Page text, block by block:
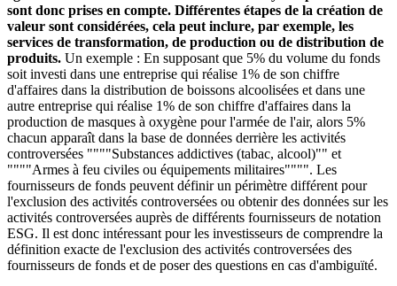
sont donc prises en compte. Différentes étapes de la création de
valeur sont considérées, cela peut inclure, par exemple, les
services de transformation, de production ou de distribution de
produits. Un exemple : En supposant que 5% du volume du fonds
soit investi dans une entreprise qui réalise 1% de son chiffre
d'affaires dans la distribution de boissons alcoolisées et dans une
autre entreprise qui réalise 1% de son chiffre d'affaires dans la
production de masques à oxygène pour l'armée de l'air, alors 5%
chacun apparaît dans la base de données derrière les activités
controversées """"Substances addictives (tabac, alcool)"" et
""""Armes à feu civiles ou équipements militaires"""". Les
fournisseurs de fonds peuvent définir un périmètre différent pour
l'exclusion des activités controversées ou obtenir des données sur les
activités controversées auprès de différents fournisseurs de notation
ESG. Il est donc intéressant pour les investisseurs de comprendre la
définition exacte de l'exclusion des activités controversées des
fournisseurs de fonds et de poser des questions en cas d'ambiguïté.